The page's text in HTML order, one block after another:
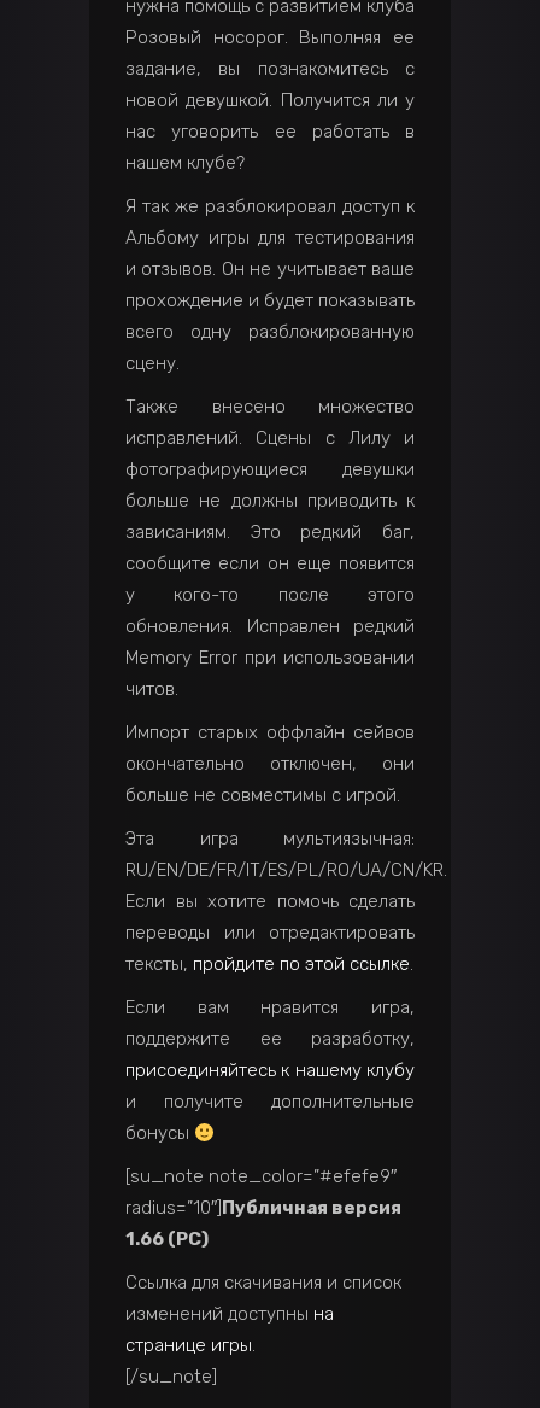
нужна помощь с развитием клуба
Розовый носорог. Выполняя ее
задание, вы познакомитесь с
новой девушкой. Получится ли у
нас уговорить ее работать в
нашем клубе?
Я так же разблокировал доступ к
Альбому игры для тестирования
и отзывов. Он не учитывает ваше
прохождение и будет показывать
всего одну разблокированную
сцену.
Также внесено множество
исправлений. Сцены с Лилу и
фотографирующиеся девушки
больше не должны приводить к
зависаниям. Это редкий баг,
сообщите если он еще появится
у кого-то после этого
обновления. Исправлен редкий
Memory Error при использовании
читов.
Импорт старых оффлайн сейвов
окончательно отключен, они
больше не совместимы с игрой.
Эта игра мультиязычная:
RU/EN/DE/FR/IT/ES/PL/RO/UA/CN/KR.
Если вы хотите помочь сделать
переводы или отредактировать
тексты, пройдите по этой ссылке.
Если вам нравится игра,
поддержите ее разработку,
присоединяйтесь к нашему клубу
и получите дополнительные
бонусы
[su_note note_color=”#efefe9″
radius=”10″] Публичная версия
1.66 (PC)
Ссылка для скачивания и список
изменений доступны на
странице игры.
[/su_note]